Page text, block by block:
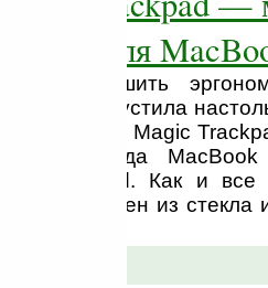
для
улучшить
Mac и выпустила
По размерам Magic
трекпада
iPad. Как и все
изготовлен из